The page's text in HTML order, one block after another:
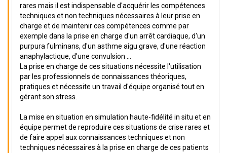
rares mais il est indispensable d'acquérir les compétences
techniques et non techniques nécessaires à leur prise en
charge et de maintenir ces compétences comme par
exemple dans la prise en charge d'un arrêt cardiaque, d'un
purpura fulminans, d'un asthme aigu grave, d'une réaction
anaphylactique, d'une convulsion ...
La prise en charge de ces situations nécessite l'utilisation
par les professionnels de connaissances théoriques,
pratiques et nécessite un travail d'équipe organisé tout en
gérant son stress.
La mise en situation en simulation haute-fidélité in situ et en
équipe permet de reproduire ces situations de crise rares et
de faire appel aux connaissances techniques et non
techniques nécessaires à la prise en charge de ces patients